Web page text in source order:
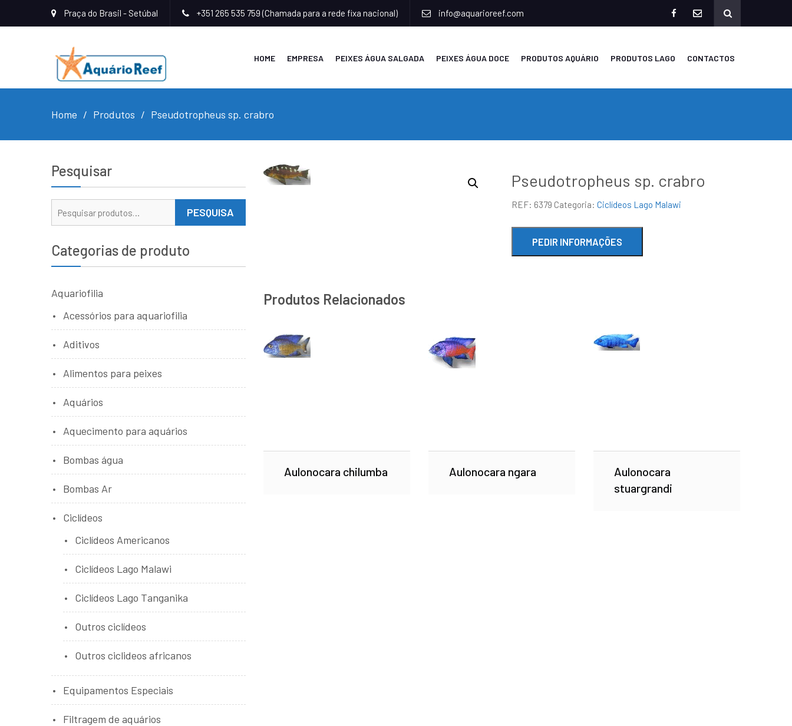
Praça do Brasil - Setúbal +351 265 535 759 (Chamada para a rede fixa nacional) info@aquarioreef.com
HOME EMPRESA PEIXES ÁGUA SALGADA PEIXES ÁGUA DOCE PRODUTOS AQUÁRIO PRODUTOS LAGO CONTACTOS
Home Produtos Pseudotropheus sp. crabro
Pseudotropheus sp. crabro
REF: 6379 Categoria:Ciclídeos Lago Malawi
Produtos Relacionados
Aulonocara chilumba Aulonocara ngara
Aulonocara
stuargrandi
Pesquisar
PESQUISA
Categorias de produto
Aquariofilia
Acessórios para aquariofilia
Aditivos
Alimentos para peixes
Aquários
Aquecimento para aquários
Bombas água
Bombas Ar
Ciclídeos
Ciclídeos Americanos
Ciclídeos Lago Malawi
Ciclídeos Lago Tanganika
Outros ciclídeos
Outros ciclideos africanos
Equipamentos Especiais
Filtragem de aquários